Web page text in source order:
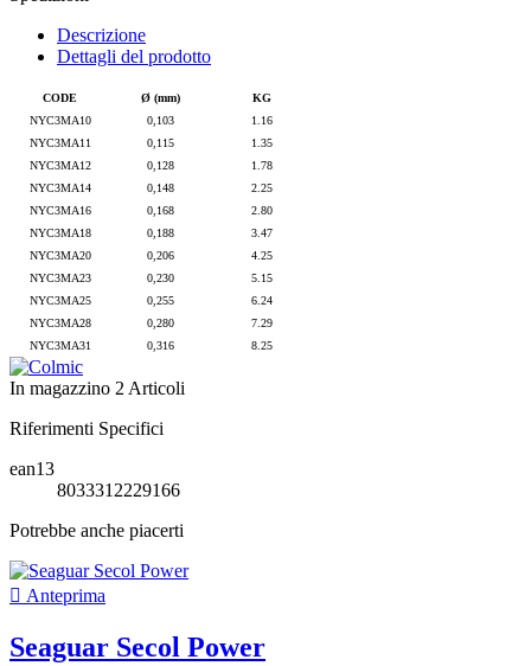
Descrizione
Dettagli del prodotto
CODE Ø (mm)
KG
NYC3MA10
0,103
1.16
NYC3MA11
0,115
1.35
NYC3MA12
0,128
1.78
NYC3MA14
0,148
2.25
NYC3MA16
0,168
2.80
NYC3MA18
0,188
3.47
NYC3MA20
0,206
4.25
NYC3MA23
0,230
5.15
NYC3MA25
0,255
6.24
NYC3MA28
0,280
7.29
NYC3MA31
0,316 8.25
In magazzino 2 Articoli
Riferimenti Specifici
ean13
8033312229166
Potrebbe anche piacerti
 Anteprima
Seaguar Secol Power